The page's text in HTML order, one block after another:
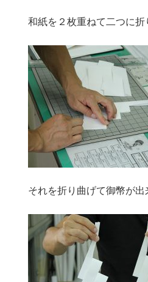
和紙を２枚重ねて二つに折
それを折り曲げて御幣が出